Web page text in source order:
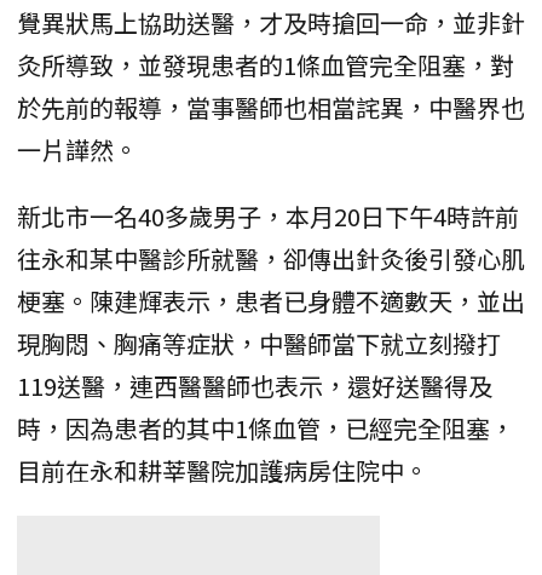
覺異狀馬上協助送醫，才及時搶回一命，並非針
灸所導致，並發現患者的1條血管完全阻塞，對
於先前的報導，當事醫師也相當詫異，中醫界也
一片譁然。
新北市一名40多歲男子，本月20日下午4時許前
往永和某中醫診所就醫，卻傳出針灸後引發心肌
梗塞。陳建輝表示，患者已身體不適數天，並出
現胸悶、胸痛等症狀，中醫師當下就立刻撥打
119送醫，連西醫醫師也表示，還好送醫得及
時，因為患者的其中1條血管，已經完全阻塞，
目前在永和耕莘醫院加護病房住院中。